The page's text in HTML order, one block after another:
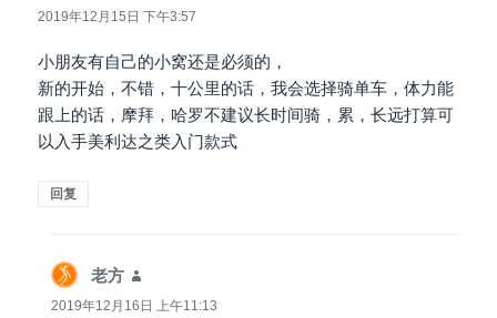
道：
2019年12月15日 下午3:57
小朋友有自己的小窝还是必须的，
新的开始，不错，十公里的话，我会选择骑单车，体力能
跟上的话，摩拜，哈罗不建议长时间骑，累，长远打算可
以入手美利达之类入门款式
回复
老方
道：
2019年12月16日 上午11:13